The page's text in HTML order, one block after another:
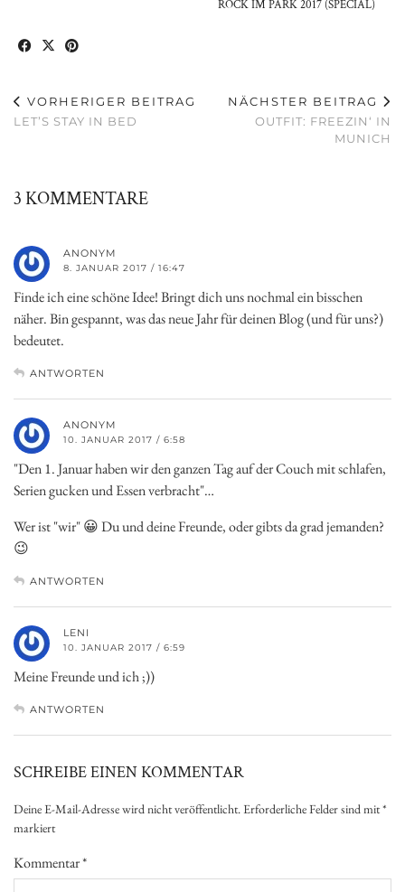
ROCK IM PARK 2017 (SPECIAL)
VORHERIGER BEITRAG
LET’S STAY IN BED
NÄCHSTER BEITRAG
OUTFIT: FREEZIN‘ IN
MUNICH
3 KOMMENTARE
ANONYM
8. JANUAR 2017 / 16:47
Finde ich eine schöne Idee! Bringt dich uns nochmal ein bisschen
näher. Bin gespannt, was das neue Jahr für deinen Blog (und für uns?)
bedeutet.
ANTWORTEN
ANONYM
10. JANUAR 2017 / 6:58
"Den 1. Januar haben wir den ganzen Tag auf der Couch mit schlafen,
Serien gucken und Essen verbracht"…
Wer ist "wir" 😀 Du und deine Freunde, oder gibts da grad jemanden?
😉
ANTWORTEN
LENI
10. JANUAR 2017 / 6:59
Meine Freunde und ich ;))
ANTWORTEN
SCHREIBE EINEN KOMMENTAR
Deine E-Mail-Adresse wird nicht veröffentlicht.Erforderliche Felder sind mit*
markiert
Kommentar*